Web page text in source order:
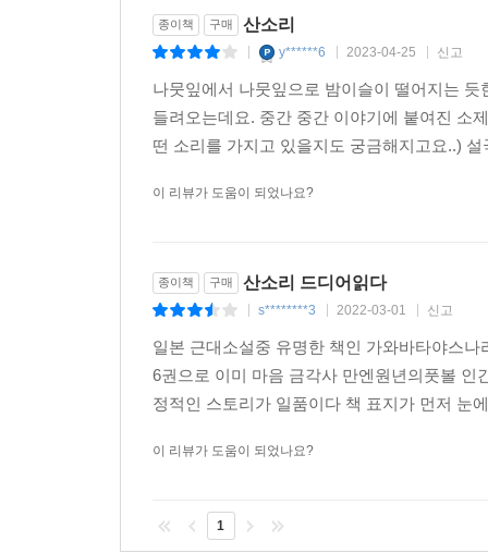
종이책 구매 산소리
y******6 2023-04-25 신고
나뭇잎에서 나뭇잎으로 밤이슬이 떨어지는
들려오는데요. 중간 중간 이야기에 붙여진 소
떤 소리를 가지고 있을지도 궁금해지고요..)
이 리뷰가 도움이 되었나요?
종이책 구매 산소리 드디어읽다
s********3 2022-03-01 신고
일본 근대소설중 유명한 책인 가와바타야스
6권으로 이미 마음 금각사 만엔원년의풋볼
정적인 스토리가 일품이다 책 표지가 먼저 눈
이 리뷰가 도움이 되었나요?
1